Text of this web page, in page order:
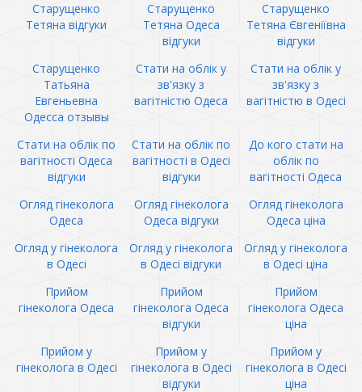
Старущенко
Тетяна відгуки
Старущенко
Тетяна Одеса
відгуки
Старущенко
Тетяна Євгеніївна
відгуки
Старущенко
Татьяна
Евгеньевна
Одесса отзывы
Стати на облік у
зв'язку з
вагітністю Одеса
Стати на облік у
зв'язку з
вагітністю в Одесі
Стати на облік по
вагітності Одеса
відгуки
Стати на облік по
вагітності в Одесі
відгуки
До кого стати на
облік по
вагітності Одеса
Огляд гінеколога
Одеса
Огляд гінеколога
Одеса відгуки
Огляд гінеколога
Одеса ціна
Огляд у гінеколога
в Одесі
Огляд у гінеколога
в Одесі відгуки
Огляд у гінеколога
в Одесі ціна
Прийом
гінеколога Одеса
Прийом
гінеколога Одеса
відгуки
Прийом
гінеколога Одеса
ціна
Прийом у
гінеколога в Одесі
Прийом у
гінеколога в Одесі
відгуки
Прийом у
гінеколога в Одесі
ціна